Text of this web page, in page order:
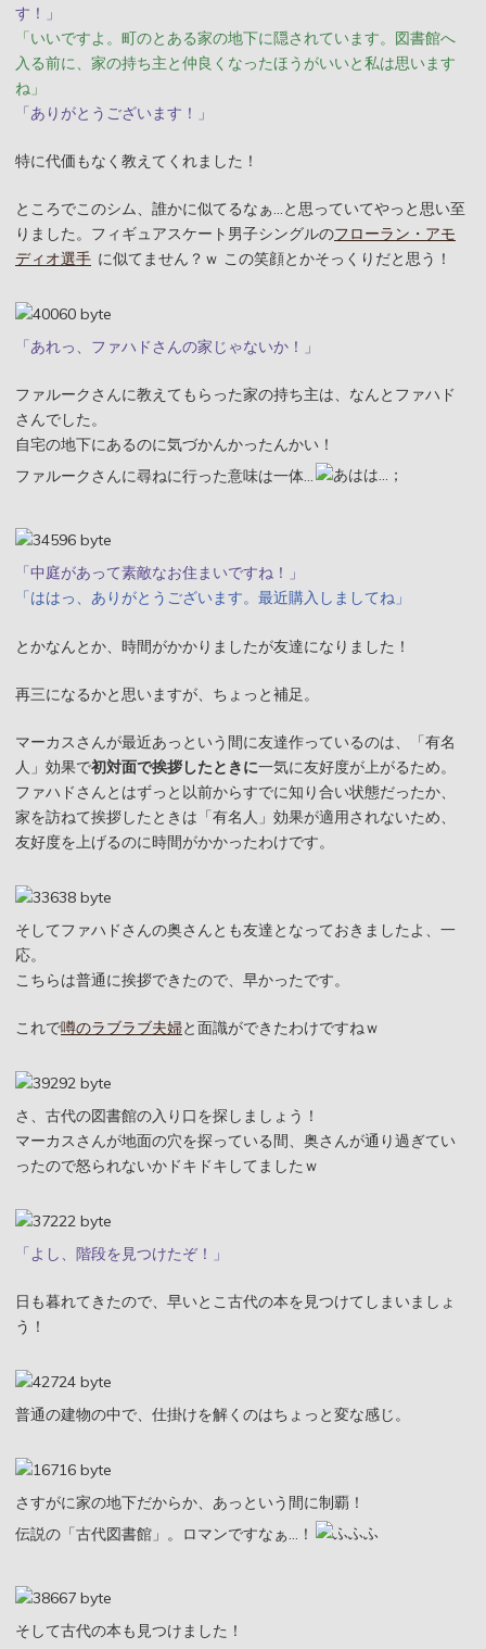
す！」
「いいですよ。町のとある家の地下に隠されています。図書館へ
入る前に、家の持ち主と仲良くなったほうがいいと私は思います
ね」
「ありがとうございます！」
特に代価もなく教えてくれました！
ところでこのシム、誰かに似てるなぁ…と思っていてやっと思い至
りました。フィギュアスケート男子シングルのフローラン・アモ
ディオ選手 に似てません？ｗ この笑顔とかそっくりだと思う！
「あれっ、ファハドさんの家じゃないか！」
ファルークさんに教えてもらった家の持ち主は、なんとファハド
さんでした。
自宅の地下にあるのに気づかんかったんかい！
ファルークさんに尋ねに行った意味は一体…
「中庭があって素敵なお住まいですね！」
「ははっ、ありがとうございます。最近購入しましてね」
とかなんとか、時間がかかりましたが友達になりました！
再三になるかと思いますが、ちょっと補足。
マーカスさんが最近あっという間に友達作っているのは、「有名
人」効果で初対面で挨拶したときに一気に友好度が上がるため。
ファハドさんとはずっと以前からすでに知り合い状態だったか、
家を訪ねて挨拶したときは「有名人」効果が適用されないため、
友好度を上げるのに時間がかかったわけです。
そしてファハドさんの奥さんとも友達となっておきましたよ、一
応。
こちらは普通に挨拶できたので、早かったです。
これで噂のラブラブ夫婦と面識ができたわけですねｗ
さ、古代の図書館の入り口を探しましょう！
マーカスさんが地面の穴を探っている間、奥さんが通り過ぎてい
ったので怒られないかドキドキしてましたｗ
「よし、階段を見つけたぞ！」
日も暮れてきたので、早いとこ古代の本を見つけてしまいましょ
う！
普通の建物の中で、仕掛けを解くのはちょっと変な感じ。
さすがに家の地下だからか、あっという間に制覇！
伝説の「古代図書館」。ロマンですなぁ…！
そして古代の本も見つけました！